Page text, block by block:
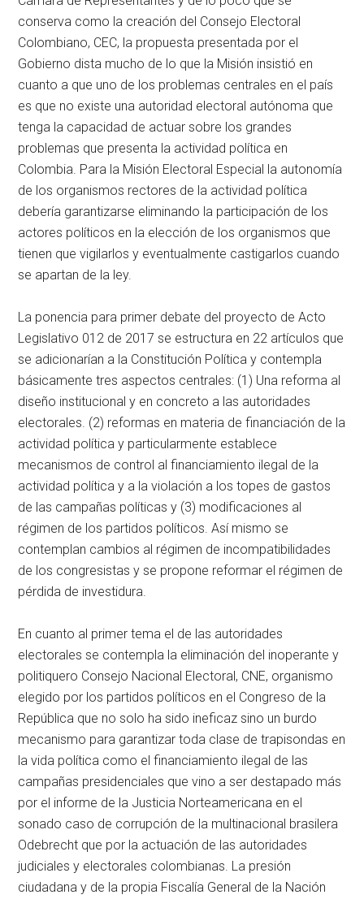
conserva como la creación del Consejo Electoral
Colombiano, CEC, la propuesta presentada por el
Gobierno dista mucho de lo que la Misión insistió en
cuanto a que uno de los problemas centrales en el país
es que no existe una autoridad electoral autónoma que
tenga la capacidad de actuar sobre los grandes
problemas que presenta la actividad política en
Colombia. Para la Misión Electoral Especial la autonomía
de los organismos rectores de la actividad política
debería garantizarse eliminando la participación de los
actores políticos en la elección de los organismos que
tienen que vigilarlos y eventualmente castigarlos cuando
se apartan de la ley.
La ponencia para primer debate del proyecto de Acto
Legislativo 012 de 2017 se estructura en 22 artículos que
se adicionarían a la Constitución Política y contempla
básicamente tres aspectos centrales: (1) Una reforma al
diseño institucional y en concreto a las autoridades
electorales. (2) reformas en materia de financiación de la
actividad política y particularmente establece
mecanismos de control al financiamiento ilegal de la
actividad política y a la violación a los topes de gastos
de las campañas políticas y (3) modificaciones al
régimen de los partidos políticos. Así mismo se
contemplan cambios al régimen de incompatibilidades
de los congresistas y se propone reformar el régimen de
pérdida de investidura.
En cuanto al primer tema el de las autoridades
electorales se contempla la eliminación del inoperante y
politiquero Consejo Nacional Electoral, CNE, organismo
elegido por los partidos políticos en el Congreso de la
República que no solo ha sido ineficaz sino un burdo
mecanismo para garantizar toda clase de trapisondas en
la vida política como el financiamiento ilegal de las
campañas presidenciales que vino a ser destapado más
por el informe de la Justicia Norteamericana en el
sonado caso de corrupción de la multinacional brasilera
Odebrecht que por la actuación de las autoridades
judiciales y electorales colombianas. La presión
ciudadana y de la propia Fiscalía General de la Nación